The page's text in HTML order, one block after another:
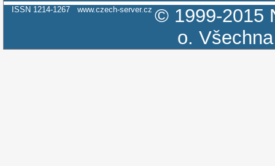
ISSN 1214-1267 www.czech-server.cz © 1999-2015
o.